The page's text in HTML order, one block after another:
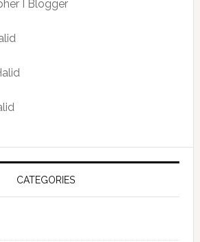
I Blogger
CATEGORIES